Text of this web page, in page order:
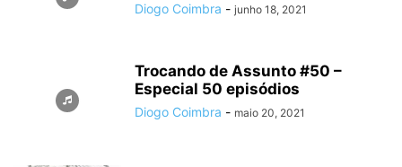
Diogo Coimbra - junho 18, 2021
Trocando de Assunto #50 –
Especial 50 episódios
Diogo Coimbra - maio 20, 2021